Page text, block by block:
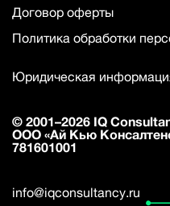
Договор оферты
Политика обработки
Юридическая
© 2001–2026 IQ
ООО «Ай Кью
781601001
info@iqconsultancy.ru